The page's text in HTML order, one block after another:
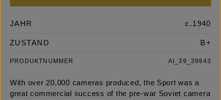
JAHR c.1940
ZUSTAND B+
PRODUKTNUMMER AI_39_39943
With over 20.000 cameras produced, the Sport was a
great commercial success of the pre-war Soviet camera